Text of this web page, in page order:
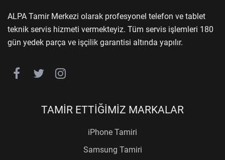
ALPA Tamir Merkezi olarak profesyonel telefon ve tablet
teknik servis hizmeti vermekteyiz. Tüm servis işlemleri 180
gün yedek parça ve işçilik garantisi altında yapılır.
TAMİR ETTİĞİMİZ MARKALAR
iPhone Tamiri
Samsung Tamiri